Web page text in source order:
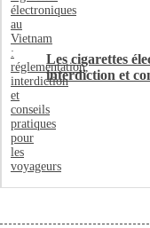
Les cigarettes
interdiction et